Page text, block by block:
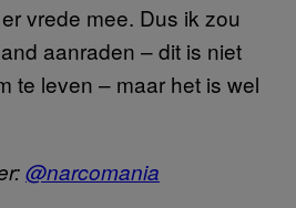
vrede mee. Dus ik zou
aanraden – dit is niet
te leven – maar het is wel
@narcomania